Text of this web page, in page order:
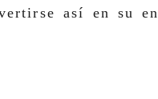
así en su